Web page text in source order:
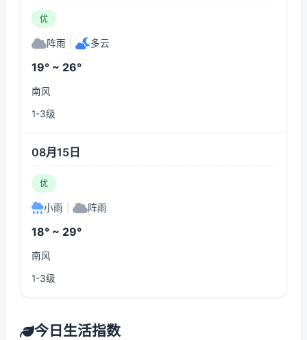
优
阵雨 多云
19° ~ 26°
南风
1-3级
08月15日
优
小雨 阵雨
18° ~ 29°
南风
1-3级
今日生活指数